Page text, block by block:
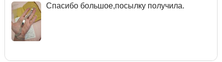
Спасибо большое,посылку получила.